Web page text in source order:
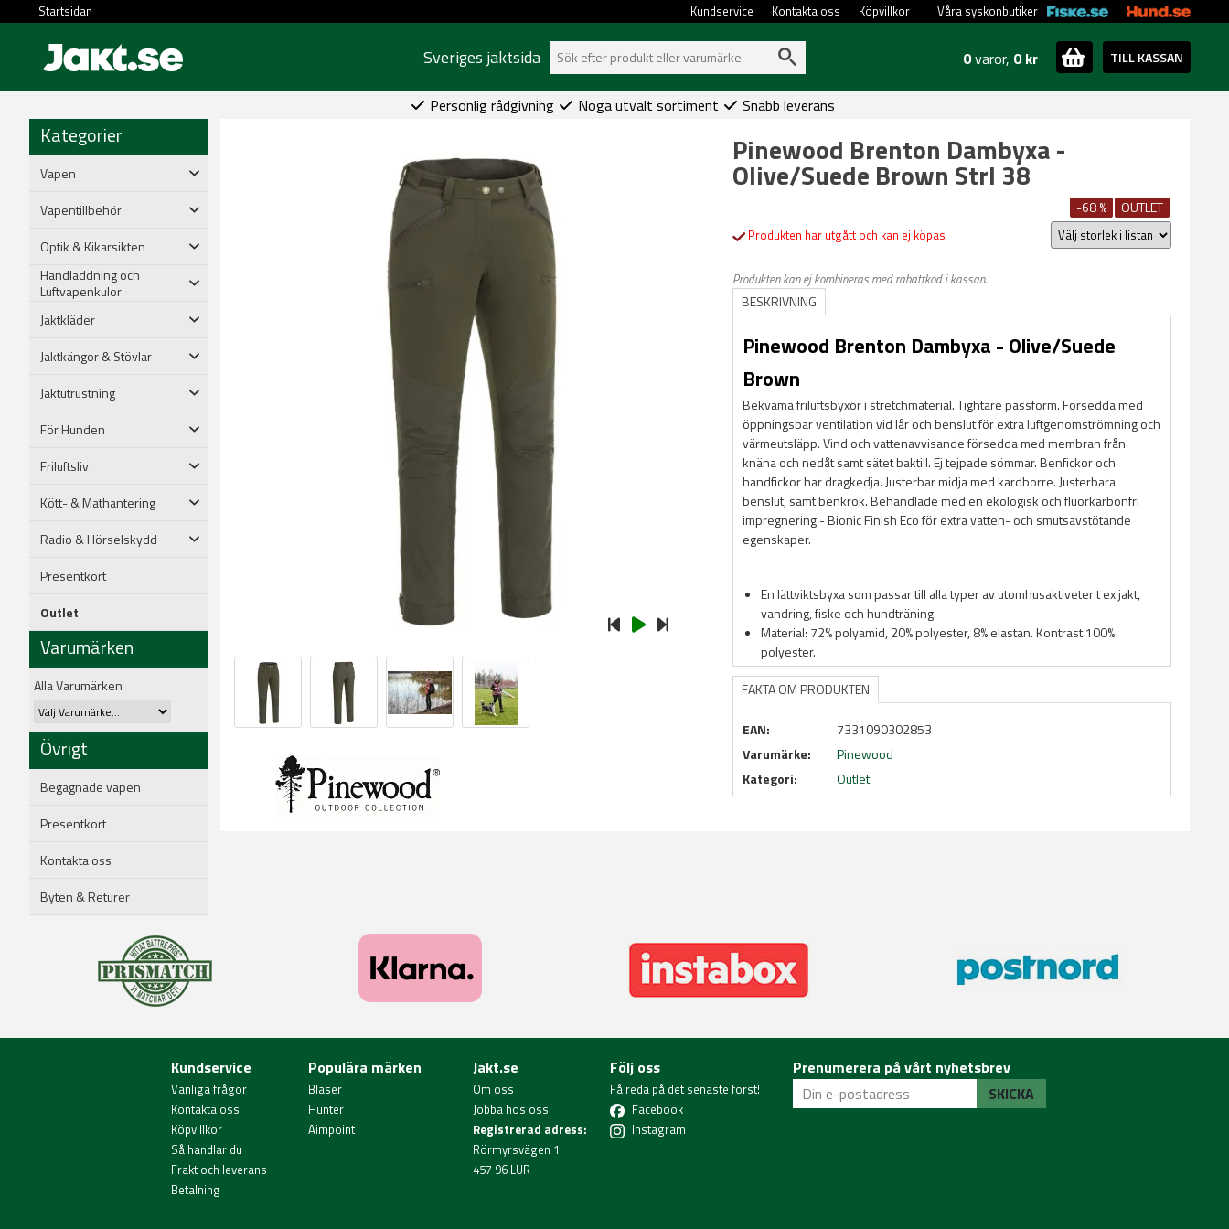
Startsidan Våra syskonbutiker
Köpvillkor
Kontakta oss
Kundservice
Sveriges jaktsida 0varor, 0 kr TILL KASSAN
Personlig rådgivning Noga utvalt sortiment Snabb leverans
Kategorier
Vapen
Vapentillbehör
Optik & Kikarsikten
Handladdning och
Luftvapenkulor
Jaktkläder
Jaktkängor & Stövlar
Jaktutrustning
För Hunden
Friluftsliv
Kött- & Mathantering
Radio & Hörselskydd
Presentkort
Outlet
Varumärken
Alla Varumärken
Övrigt
Begagnade vapen
Presentkort
Kontakta oss
Byten & Returer
Pinewood Brenton Dambyxa -
Olive/Suede Brown Strl 38
-68 % OUTLET
Produkten har utgått och kan ej köpas
Produkten kan ej kombineras med rabattkod i kassan.
BESKRIVNING
Pinewood Brenton Dambyxa - Olive/Suede
Brown
Bekväma friluftsbyxor i stretchmaterial. Tightare passform. Försedda med
öppningsbar ventilation vid lår och benslut för extra luftgenomströmning och
värmeutsläpp. Vind och vattenavvisande försedda med membran från
knäna och nedåt samt sätet baktill. Ej tejpade sömmar. Benfickor och
handfickor har dragkedja. Justerbar midja med kardborre. Justerbara
benslut, samt benkrok. Behandlade med en ekologisk och fluorkarbonfri
impregnering - Bionic Finish Eco för extra vatten- och smutsavstötande
egenskaper.
En lättviktsbyxa som passar till alla typer av utomhusaktiveter t ex jakt,
vandring, fiske och hundträning.
Material: 72% polyamid, 20% polyester, 8% elastan. Kontrast 100%
polyester.
FAKTA OM PRODUKTEN
EAN:
7331090302853
Varumärke:
Pinewood
Kategori:
Outlet
Kundservice
Vanliga frågor
Kontakta oss
Köpvillkor
Så handlar du
Frakt och leverans
Betalning
Populära märken
Blaser
Hunter
Aimpoint
Jakt.se
Om oss
Jobba hos oss
Registrerad adress:
Rörmyrsvägen 1
457 96 LUR
Följ oss
Få reda på det senaste först!
Facebook
Instagram
Prenumerera på vårt nyhetsbrev
SKICKA